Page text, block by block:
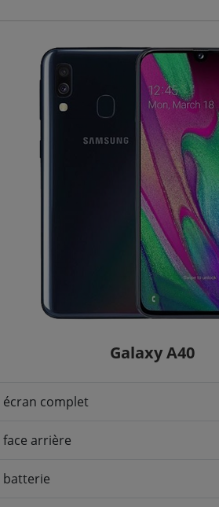
Galaxy A40
complet
arrière
batterie